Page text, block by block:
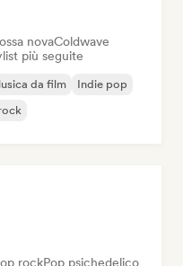
novaColdwave
più seguite
da film
Indie pop
rockPop psichedelico